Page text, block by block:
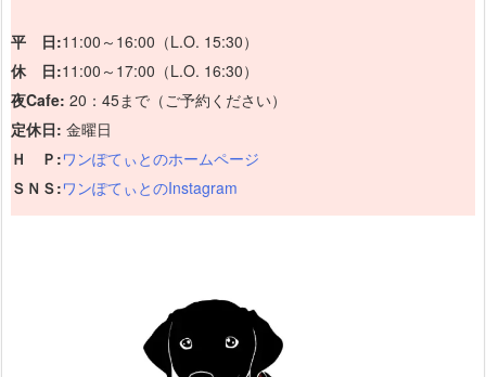
平 日:11:00～16:00（L.O. 15:30）
休 日:11:00～17:00（L.O. 16:30）
夜Cafe: 20：45まで（ご予約ください）
定休日: 金曜日
Ｈ Ｐ:ワンぽてぃとのホームページ
ＳＮＳ:ワンぽてぃとのInstagram